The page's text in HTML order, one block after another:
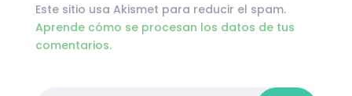
Este sitio usa Akismet para reducir el spam.
Aprende cómo se procesan los datos de tus
comentarios.